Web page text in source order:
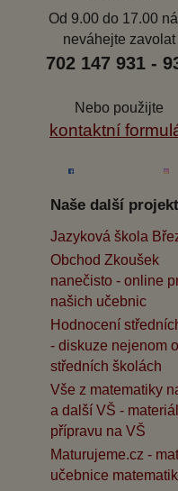
Od 9.00 do 17.00
neváhejte zavolat
702 147 931 -
Nebo použijte
kontaktní
Naše další
Jazyková škola
Obchod Zkoušek
nanečisto - online
našich učebnic
Hodnocení
- diskuze nejenom o
středních školách
Vše z matematiky
a další VŠ -
přípravu na VŠ
Maturujeme.cz -
učebnice